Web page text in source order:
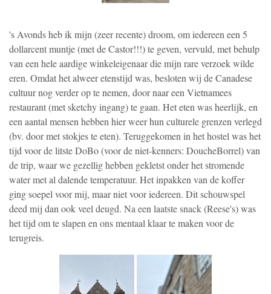
's Avonds heb ik mijn (zeer recente) droom, om iedereen een 5
dollarcent muntje (met de Castor!!!) te geven, vervuld, met behulp
van een hele aardige winkeleigenaar die mijn rare verzoek wilde
eren. Omdat het alweer etenstijd was, besloten wij de Canadese
cultuur nog verder op te nemen, door naar een Vietnamees
restaurant (met sketchy ingang) te gaan. Het eten was heerlijk, en
een aantal mensen hebben hier weer hun culturele grenzen verlegd
(bv. door met stokjes te eten). Teruggekomen in het hostel was het
tijd voor de litste DoBo (voor de niet-kenners: DoucheBorrel) van
de trip, waar we gezellig hebben gekletst onder het stromende
water met al dalende temperatuur. Het inpakken van de koffer
ging soepel voor mij, maar niet voor iedereen. Dit schouwspel
deed mij dan ook veel deugd. Na een laatste snack (Reese's) was
het tijd om te slapen en ons mentaal klaar te maken voor de
terugreis.